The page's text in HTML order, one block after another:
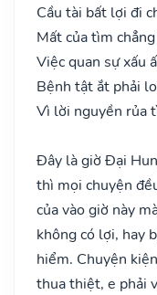
Cầu tài bất lợi đi
Mất của tìm
Việc quan sự xấu
Bệnh tật ắt phải
Vì lời nguyền rủa
Đây là giờ Đại
thì mọi chuyện
của vào giờ này
không có lợi, hay
hiểm. Chuyện
thua thiệt, e phải